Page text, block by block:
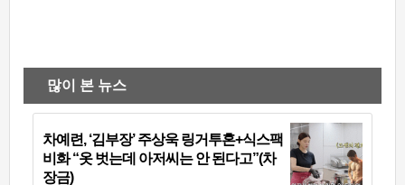
많이 본 뉴스
차예련, ‘김부장’ 주상욱 링거투혼+식스팩
비화 “옷 벗는데 아저씨는 안 된다고”(차
장금)